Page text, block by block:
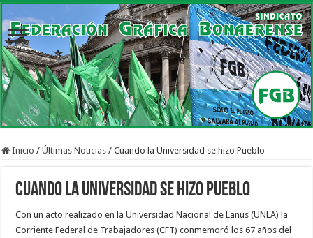
Inicio / Últimas Noticias / Cuando la Universidad se hizo Pueblo
Cuando la Universidad se hizo Pueblo
Con un acto realizado en la Universidad Nacional de Lanús (UNLA) la
Corriente Federal de Trabajadores (CFT) conmemoró los 67 años del